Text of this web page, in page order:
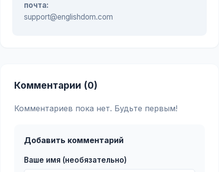
почта:
support@englishdom.com
Комментарии (0)
Комментариев пока нет. Будьте первым!
Добавить комментарий
Ваше имя (необязательно)